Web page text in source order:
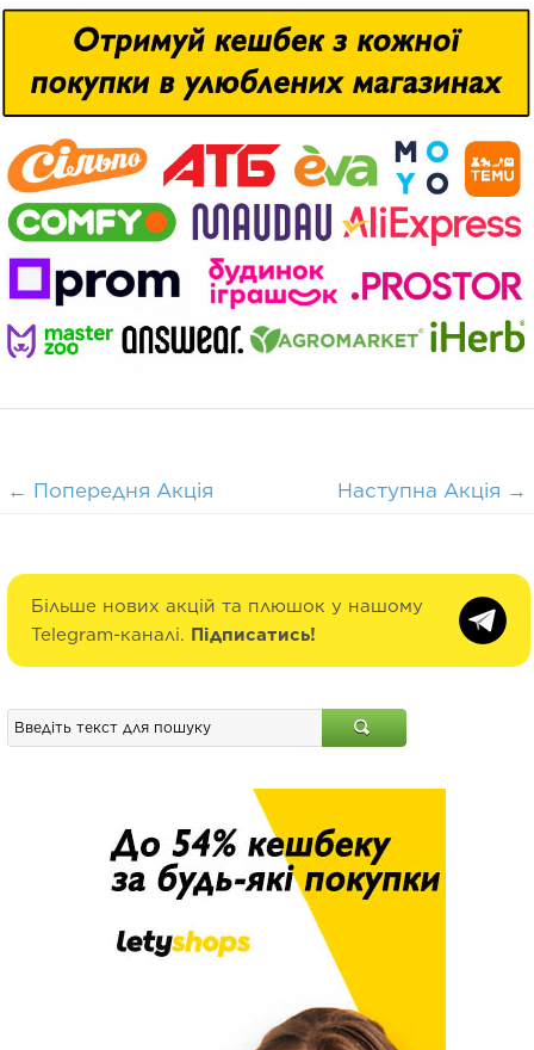
← Попередня Акція Наступна Акція →
Більше нових акцій та плюшок у нашому
Telegram-каналі. Підписатись!